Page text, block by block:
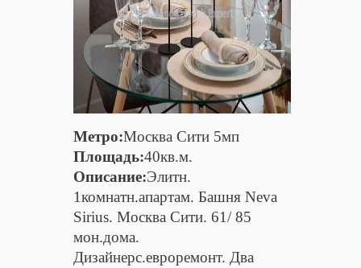
Метро:Москва Сити 5мп
Площадь:40кв.м.
Описание:Элитн.
1комнатн.апартам. Башня Neva
Sirius. Москва Сити. 61/ 85
мон.дома.
Дизайнерс.евроремонт. Два